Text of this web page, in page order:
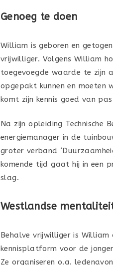
Genoeg te doen
William is geboren en
vrijwilliger. Volgens William
toegevoegde waarde te zijn
opgepakt kunnen en moeten
komt zijn kennis goed van
Na zijn opleiding Technische
energiemanager in de
groter verband
komende tijd gaat hij in een
slag.
Westlandse
Behalve vrijwilliger is William
kennisplatform voor de
Ze organiseren o.a.